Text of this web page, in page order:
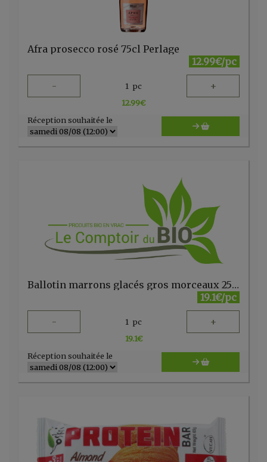
Afra prosecco rosé 75cl Perlage
12.99€/pc
- 1 pc +
12.99€
Réception souhaitée le
Ballotin marrons glacés gros morceaux 250g
19.1€/pc
- 1 pc +
19.1€
Réception souhaitée le